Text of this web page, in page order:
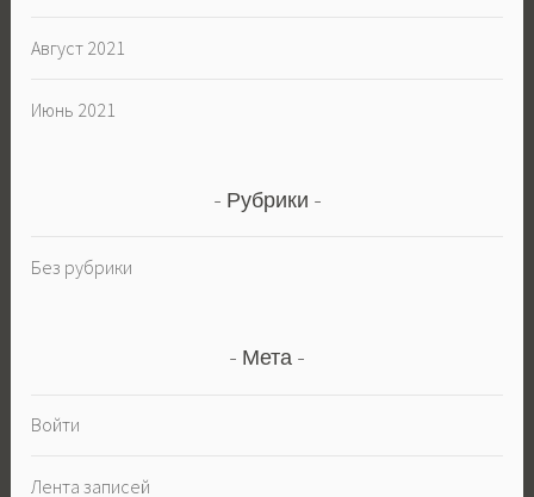
Август 2021
Июнь 2021
Рубрики
Без рубрики
Мета
Войти
Лента записей